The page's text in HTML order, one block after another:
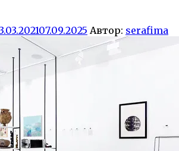
07.09.2025 Автор: serafima